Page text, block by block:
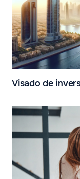
Visado de